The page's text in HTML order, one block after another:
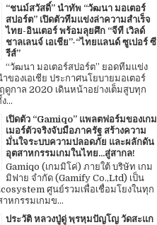
“ชนม์สวัสดิ์” นำทัพ “วัฒนา มอเตอร์
สปอร์ต” เปิดตัวทีมแข่งล่าความสำเร็จ
ไทย-อินเตอร์ พร้อมลุยศึก “จีที เวิลด์
ชาลเลนจ์ เอเชีย”-“ไทยแลนด์ ซูเปอร์ ซี
รีส์”
“วัฒนา มอเตอร์สปอร์ต” ยอดทีมแข่ง
ของเอเชีย ประกาศนโยบายมอเตอร์
ดูกาล 2020 เดินหน้าอย่างเต็มสูบทุก
...
เปิดตัว “Gamiqo” แพลตฟอร์มของเกม
เมอร์ตัวจริงจับมือภาครัฐ สร้างความ
มั่นใจระบบความปลอดภัย และผลักดัน
อุตสาหกรรมเกมในไทย...สู่สากล!
Gamiqo (เกมมิโค่) ภายใต้ บริษัท เกม
มิฟาย จำกัด (Gamify Co.,Ltd) เป็น
ศูนย์รวมเพื่อเชื่อมโยงในทุก
หกรรมเกมข...
ประวัติ หลวงปู่ดู่ พฺรหฺมปัญโญ วัดสะแก